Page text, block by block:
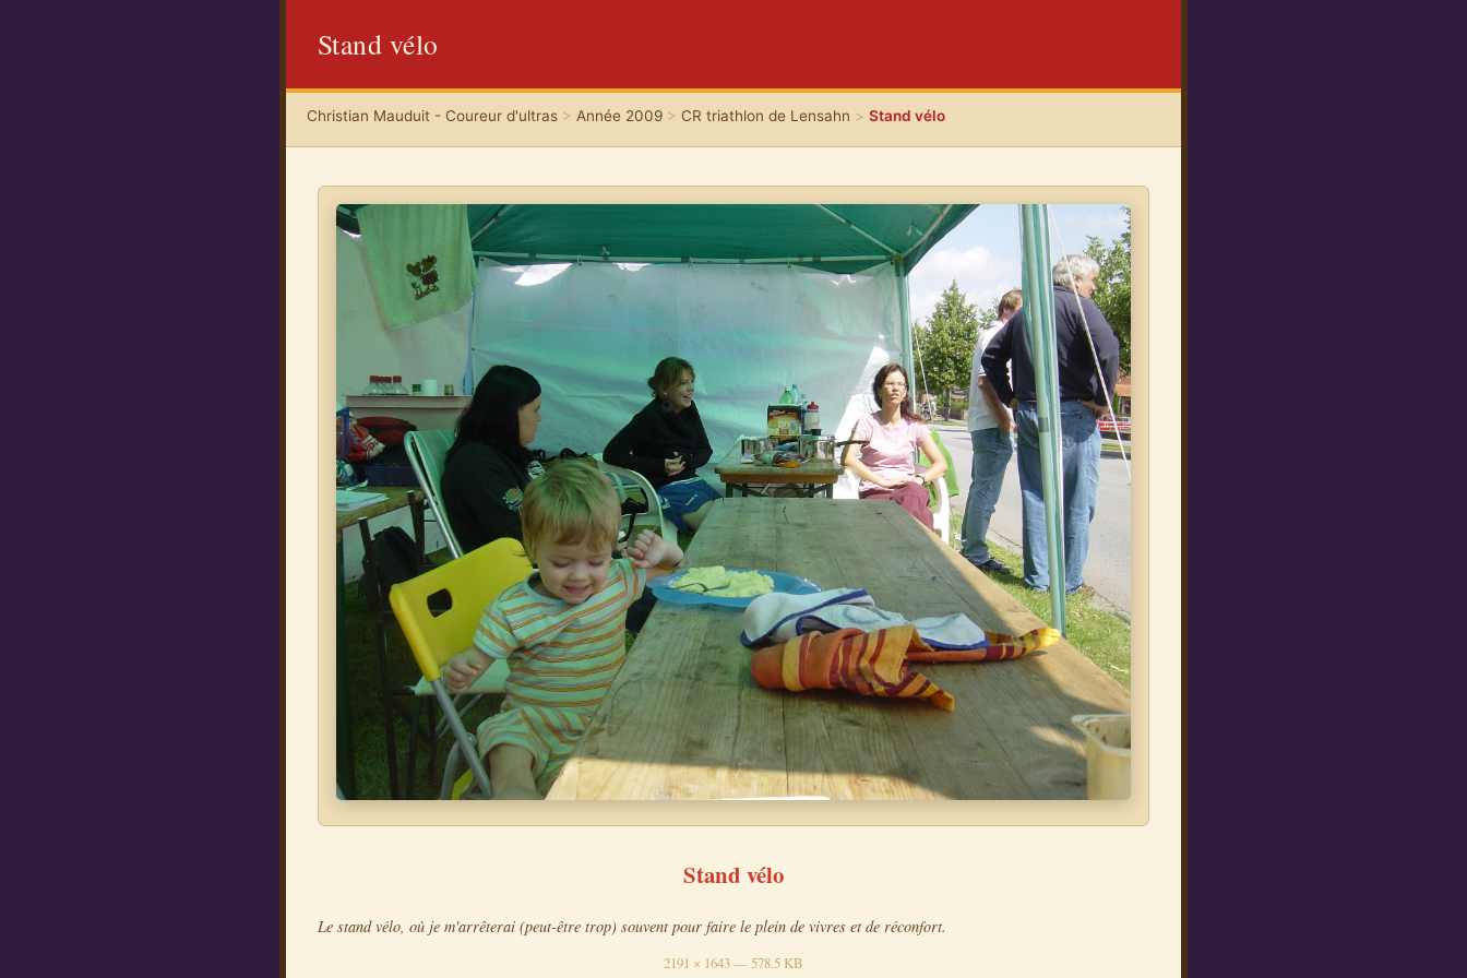
Stand vélo
Christian Mauduit - Coureur d'ultras > Année 2009 > CR triathlon de Lensahn >Stand vélo
Stand vélo
Le stand vélo, où je m'arrêterai (peut-être trop) souvent pour faire le plein de vivres et de réconfort.
2191 × 1643 — 578.5 KB